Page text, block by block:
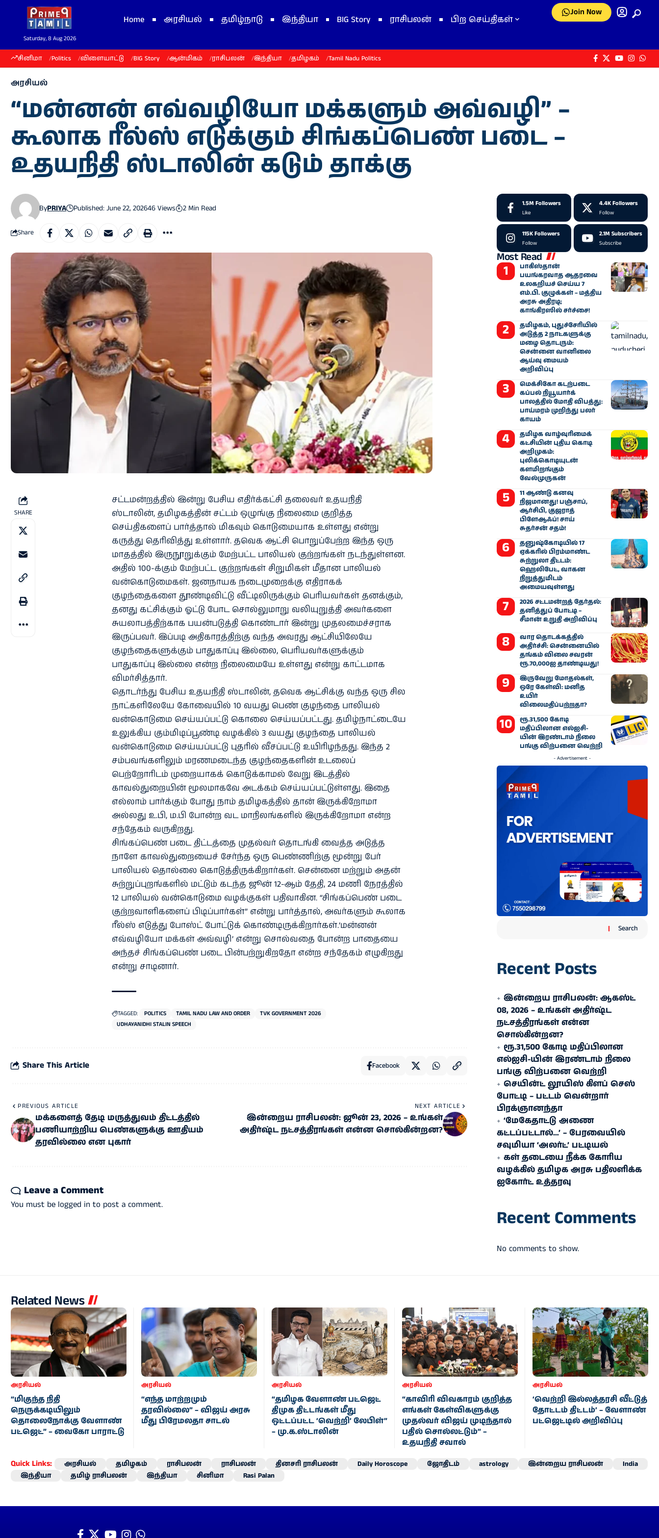
Saturday, 8 Aug 2026
Home அரசியல் தமிழ்நாடு இந்தியா BIG Story ராசிபலன் பிற செய்திகள்
Join Now
சினிமா Politics விளையாட்டு BIG Story ஆன்மிகம் ராசிபலன் இந்தியா தமிழகம் Tamil Nadu Politics
அரசியல்
“மன்னன் எவ்வழியோ மக்களும் அவ்வழி” –
கூலாக ரீல்ஸ் எடுக்கும் சிங்கப்பெண் படை –
உதயநிதி ஸ்டாலின் கடும் தாக்கு
ByPRIYA Published: June 22, 202646 Views 2 Min Read
Share
SHARE
சட்டமன்றத்தில் இன்று பேசிய எதிர்க்கட்சி தலைவர் உதயநிதி
ஸ்டாலின், தமிழகத்தின் சட்டம் ஒழுங்கு நிலைமை குறித்த
செய்திகளைப் பார்த்தால் மிகவும் கொடுமையாக உள்ளது என்று
கருத்து தெரிவித்து உள்ளார். தவெக ஆட்சி பொறுப்பேற்ற இந்த ஒரு
மாதத்தில் இருநூறுக்கும் மேற்பட்ட பாலியல் குற்றங்கள் நடந்துள்ளன.
அதில் 100-க்கும் மேற்பட்ட குற்றங்கள் சிறுமிகள் மீதான பாலியல்
வன்கொடுமைகள். ஜனநாயக நடைமுறைக்கு எதிராகக்
குழந்தைகளை தூண்டிவிட்டு வீட்டிலிருக்கும் பெரியவர்கள் தனக்கும்,
தனது கட்சிக்கும் ஓட்டு போட சொல்லுமாறு வலியுறுத்தி அவர்களை
சுயலாபத்திற்காக பயன்படுத்தி கொண்டார் இன்று முதலமைச்சராக
இருப்பவர். இப்படி அதிகாரத்திற்கு வந்த அவரது ஆட்சியிலேயே
குழந்தைகளுக்கும் பாதுகாப்பு இல்லை, பெரியவர்களுக்கும்
பாதுகாப்பு இல்லை என்ற நிலைமையே உள்ளது என்று காட்டமாக
விமர்சித்தார்.
தொடர்ந்து பேசிய உதயநிதி ஸ்டாலின், தவெக ஆட்சிக்கு வந்த ஒரு சில
நாட்களிலேயே கோவையில் 10 வயது பெண் குழந்தை பாலியல்
வன்கொடுமை செய்யப்பட்டு கொலை செய்யப்பட்டது. தமிழ்நாட்டையே
உலுக்கிய கும்மிடிப்பூண்டி வழக்கில் 3 வயது குழந்தை பாலியல்
வன்கொடுமை செய்யப்பட்டு புதரில் வீசப்பட்டு உயிரிழந்தது. இந்த 2
சம்பவங்களிலும் மரணமடைந்த குழந்தைகளின் உடலைப்
பெற்றோரிடம் முறையாகக் கொடுக்காமல் வேறு இடத்தில்
காவல்துறையின் மூலமாகவே அடக்கம் செய்யப்பட்டுள்ளது. இதை
எல்லாம் பார்க்கும் போது நாம் தமிழகத்தில் தான் இருக்கிறோமா
அல்லது உ.பி, ம.பி போன்ற வட மாநிலங்களில் இருக்கிறோமா என்ற
சந்தேகம் வருகிறது.
சிங்கப்பெண் படை திட்டத்தை முதல்வர் தொடங்கி வைத்த அடுத்த
நாளே காவல்துறையைச் சேர்ந்த ஒரு பெண்ணிற்கு மூன்று பேர்
பாலியல் தொல்லை கொடுத்திருக்கிறார்கள். சென்னை மற்றும் அதன்
சுற்றுப்புறங்களில் மட்டும் கடந்த ஜூன் 12-ஆம் தேதி, 24 மணி நேரத்தில்
12 பாலியல் வன்கொடுமை வழக்குகள் பதிவாகின. “சிங்கப்பெண் படை
குற்றவாளிகளைப் பிடிப்பார்கள்” என்று பார்த்தால், அவர்களும் கூலாக
ரீல்ஸ் எடுத்து போஸ்ட் போட்டுக் கொண்டிருக்கிறார்கள்.‘மன்னன்
எவ்வழியோ மக்கள் அவ்வழி’ என்று சொல்வதை போன்ற பாதையை
அந்தச் சிங்கப்பெண் படை பின்பற்றுகிறதோ என்ற சந்தேகம் எழுகிறது
என்று சாடினார்.
TAGGED: POLITICS TAMIL NADU LAW AND ORDER
TVK GOVERNMENT 2026
UDHAYANIDHI STALIN SPEECH
Share This Article Facebook
PREVIOUS ARTICLE
மக்களைத் தேடி மருத்துவம் திட்டத்தில்
பணியாற்றிய பெண்களுக்கு ஊதியம்
தரவில்லை என புகார்
NEXT ARTICLE
இன்றைய ராசிபலன்: ஜூன் 23, 2026 – உங்கள்
அதிர்ஷ்ட நட்சத்திரங்கள் என்ன சொல்கின்றன?
Leave a Comment
You must be logged in to post a comment.
1.5M Followers
Like
4.4K Followers
Follow
115K Followers
Follow
2.1M Subscribers
Subscribe
Most Read
பாகிஸ்தான்
பயங்கரவாத ஆதரவை
உலகறியச் செய்ய 7
எம்.பி. குழுக்கள் – மத்திய
அரசு அதிரடி;
காங்கிரஸில் சர்ச்சை!
தமிழகம், புதுச்சேரியில்
அடுத்த 2 நாட்களுக்கு
மழை தொடரும்:
சென்னை வானிலை
ஆய்வு மையம்
அறிவிப்பு
மெக்சிகோ கடற்படை
கப்பல் நியூயார்க்
பாலத்தில் மோதி விபத்து:
பாய்மரம் முறிந்து பலர்
காயம்
தமிழக வாழ்வுரிமைக்
கட்சியின் புதிய கொடி
அறிமுகம்:
புலிக்கொடியுடன்
களமிறங்கும்
வேல்முருகன்
11 ஆண்டு கனவு
நிஜமானது! பஞ்சாப்,
ஆர்சிபி, குஜராத்
பிளேஆஃப்! சாய்
சுதர்சன் சதம்!
தனுஷ்கோடியில் 17
ஏக்கரில் பிரம்மாண்ட
சுற்றுலா திட்டம்:
ஹெலிபேட், வாகன
நிறுத்துமிடம்
அமையவுள்ளது
2026 சட்டமன்றத் தேர்தல்:
தனித்துப் போட்டி –
சீமான் உறுதி அறிவிப்பு
வார தொடக்கத்தில்
அதிர்ச்சி: சென்னையில்
தங்கம் விலை சவரன்
ரூ.70,000ஐ தாண்டியது!
இருவேறு மோதல்கள்,
ஒரே கேள்வி: மனித
உயிர்
விலைமதிப்பற்றதா?
ரூ.31,500 கோடி
மதிப்பிலான எல்ஐசி-​
யின் இரண்​டாம் நிலை
பங்கு விற்பனை வெற்றி
- Advertisement -
Search
Recent Posts
இன்றைய ராசிபலன்: ஆகஸ்ட்
08, 2026 – உங்கள் அதிர்ஷ்ட
நட்சத்திரங்கள் என்ன
சொல்கின்றன?
ரூ.31,500 கோடி மதிப்பிலான
எல்ஐசி-​யின் இரண்​டாம் நிலை
பங்கு விற்பனை வெற்றி
செயின்ட் லூயிஸ் கிளப் செஸ்
போட்டி – பட்டம் வென்றார்
பிரக்ஞானந்தா
‘மேகேதாட்டு அணை
கட்டப்பட்டால்…’ – பேரவையில்
சவுமியா ‘அலர்ட்’ பட்டியல்
கள் தடையை நீக்க கோரிய
வழக்கில் தமிழக அரசு பதிலளிக்க
ஐகோர்ட் உத்தரவு
Recent Comments
No comments to show.
Related News
அரசியல்
“மிகுந்த நிதி
நெருக்கடியிலும்
தொலைநோக்கு வேளாண்
பட்ஜெட்” – வைகோ பாராட்டு
அரசியல்
“எந்த மாற்றமும்
தரவில்லை” – விஜய் அரசு
மீது பிரேமலதா சாடல்
அரசியல்
“தமிழக வேளாண் பட்ஜெட்
திமுக திட்டங்கள் மீது
ஒட்டப்பட்ட ‘வெற்றி’ லேபிள்”
– மு.க.ஸ்டாலின்
அரசியல்
“காவிரி விவகாரம் குறித்த
எங்கள் கேள்விகளுக்கு
முதல்வர் விஜய் முடிந்தால்
பதில் சொல்லட்டும்” –
உதயநிதி சவால்
அரசியல்
‘வெற்றி இல்லத்தரசி வீட்டுத்
தோட்டம் திட்டம்’ – வேளாண்
பட்ஜெட்டில் அறிவிப்பு
Quick Links: அரசியல் தமிழகம் ராசிபலன் ராசிபலன் தினசரி ராசிபலன் Daily Horoscope ஜோதிடம் astrology இன்றைய ராசிபலன்
India
இந்தியா
தமிழ் ராசிபலன் இந்தியா சினிமா Rasi Palan